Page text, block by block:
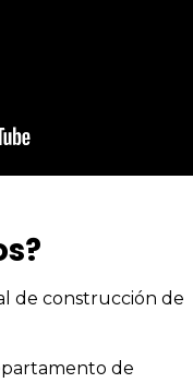
de construcción de
de